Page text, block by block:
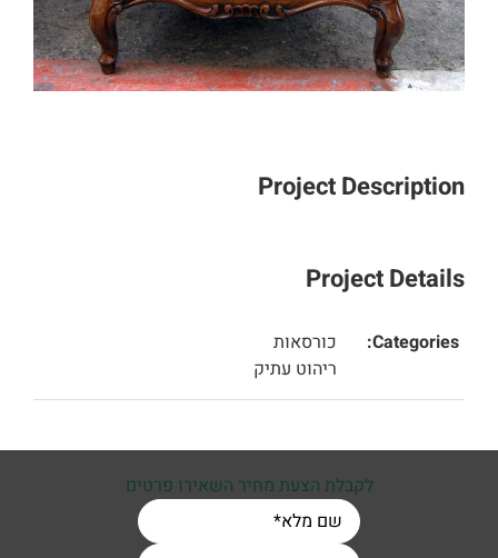
Project Description
Project Details
Categories:
כורסאות
ריהוט עתיק
לקבלת הצעת מחיר השאירו פרטים